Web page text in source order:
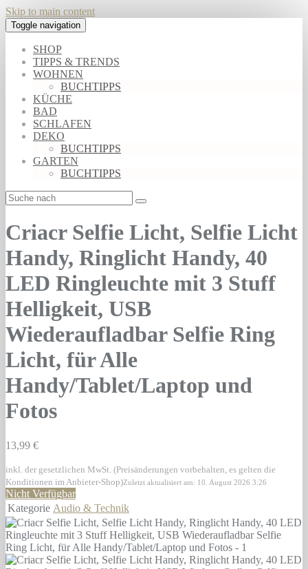
Skip to main content
Toggle navigation
SHOP
TIPPS & TRENDS
WOHNEN
BUCHTIPPS
KÜCHE
BAD
SCHLAFEN
DEKO
BUCHTIPPS
GARTEN
BUCHTIPPS
Criacr Selfie Licht, Selfie Licht
Handy, Ringlicht Handy, 40
LED Ringleuchte mit 3 Stuff
Helligkeit, USB
Wiederaufladbar Selfie Ring
Licht, für Alle
Handy/Tablet/Laptop und
Fotos
13,99 €
inkl. der gesetzlichen MwSt. (Preisänderungen vorbehalten, es gelten die
Konditionen im Anbieter-Shop)Zuletzt aktualisiert am: 10. August 2026 3:26
Nicht Verfügbar
Kategorie Audio & Technik